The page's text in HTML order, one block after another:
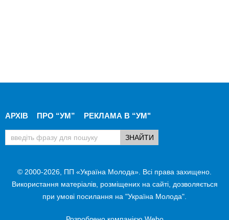
АРХІВ ПРО “УМ” РЕКЛАМА В “УМ"
© 2000-2026, ПП «Україна Молода». Всі права захищено.
Використання матеріалів, розміщених на сайті, дозволяється
при умові посилання на "Україна Молода".